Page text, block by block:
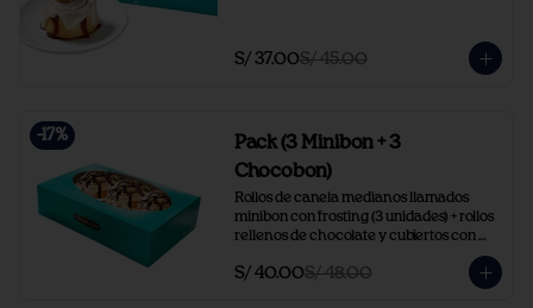
S/ 37.00S/ 45.00
-17%
Pack (3 Minibon + 3
Chocobon)
Rollos de canela medianos llamados
minibon con frosting (3 unidades) + rollos
rellenos de chocolate y cubiertos con
S/ 40.00S/ 48.00